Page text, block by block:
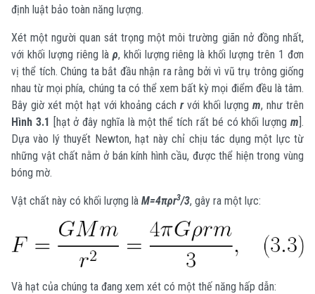
định luật bảo toàn năng lượng.
Xét một người quan sát trọng một môi trường giãn nở đồng nhất,
với khối lượng riêng là ρ, khối lượng riêng là khối lượng trên 1 đơn
vị thể tích. Chúng ta bắt đầu nhận ra rằng bởi vì vũ trụ trông giống
nhau từ mọi phía, chúng ta có thể xem bất kỳ mọi điểm đều là tâm.
Bây giờ xét một hạt với khoảng cách rvới khối lượng m, như trên
Hình 3.1 [hạt ở đây nghĩa là một thể tích rất bé có khối lượngm].
Dựa vào lý thuyết Newton, hạt này chỉ chịu tác dụng một lực từ
những vật chất nằm ở bán kính hình cầu, được thể hiện trong vùng
bóng mờ.
Vật chất này có khối lượng là M=4πρr3/3, gây ra một lực:
Và hạt của chúng ta đang xem xét có một thế năng hấp dẫn: